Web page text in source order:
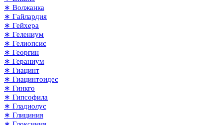
∗ Волжанка
∗ Гайлардия
∗ Гейхера
∗ Гелениум
∗ Гелиопсис
∗ Георгин
∗ Гераниум
∗ Гиацинт
∗ Гиацинтоидес
∗ Гинкго
∗ Гипсофила
∗ Гладиолус
∗ Глициния